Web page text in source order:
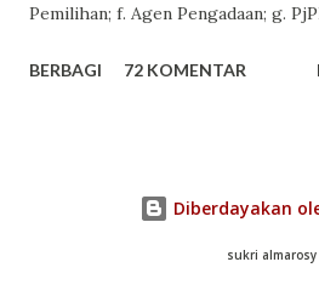
nomor 16 Tahun 2021 tentang
Gedung. Data/info...
Pemilihan; f. Agen Pengadaan; g.
perubahan istilah dari Perpres
2010, PPHP/PjPHP adalah panitia/
oleh PA/KPA yang bertugas
BERBAGI 72 KOMENTAR
Diberdayakan
sukri almarosy